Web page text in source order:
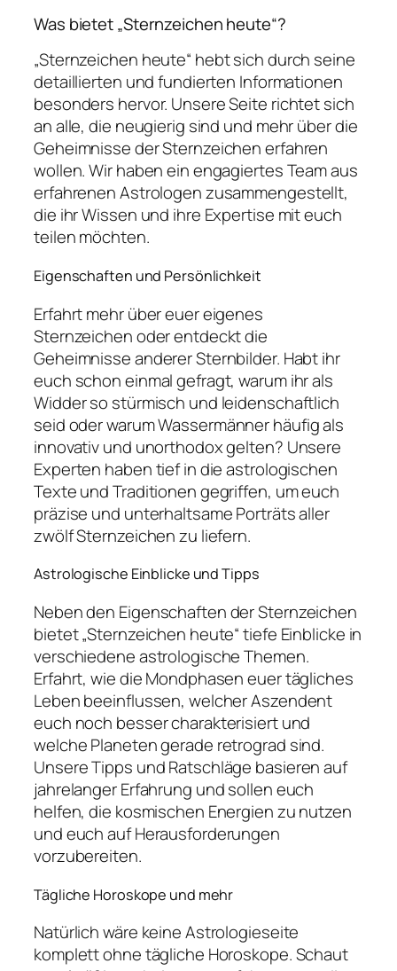
Was bietet „Sternzeichen heute“?
„Sternzeichen heute“ hebt sich durch seine
detaillierten und fundierten Informationen
besonders hervor. Unsere Seite richtet sich
an alle, die neugierig sind und mehr über die
Geheimnisse der Sternzeichen erfahren
wollen. Wir haben ein engagiertes Team aus
erfahrenen Astrologen zusammengestellt,
die ihr Wissen und ihre Expertise mit euch
teilen möchten.
Eigenschaften und Persönlichkeit
Erfahrt mehr über euer eigenes
Sternzeichen oder entdeckt die
Geheimnisse anderer Sternbilder. Habt ihr
euch schon einmal gefragt, warum ihr als
Widder so stürmisch und leidenschaftlich
seid oder warum Wassermänner häufig als
innovativ und unorthodox gelten? Unsere
Experten haben tief in die astrologischen
Texte und Traditionen gegriffen, um euch
präzise und unterhaltsame Porträts aller
zwölf Sternzeichen zu liefern.
Astrologische Einblicke und Tipps
Neben den Eigenschaften der Sternzeichen
bietet „Sternzeichen heute“ tiefe Einblicke in
verschiedene astrologische Themen.
Erfahrt, wie die Mondphasen euer tägliches
Leben beeinflussen, welcher Aszendent
euch noch besser charakterisiert und
welche Planeten gerade retrograd sind.
Unsere Tipps und Ratschläge basieren auf
jahrelanger Erfahrung und sollen euch
helfen, die kosmischen Energien zu nutzen
und euch auf Herausforderungen
vorzubereiten.
Tägliche Horoskope und mehr
Natürlich wäre keine Astrologieseite
komplett ohne tägliche Horoskope. Schaut